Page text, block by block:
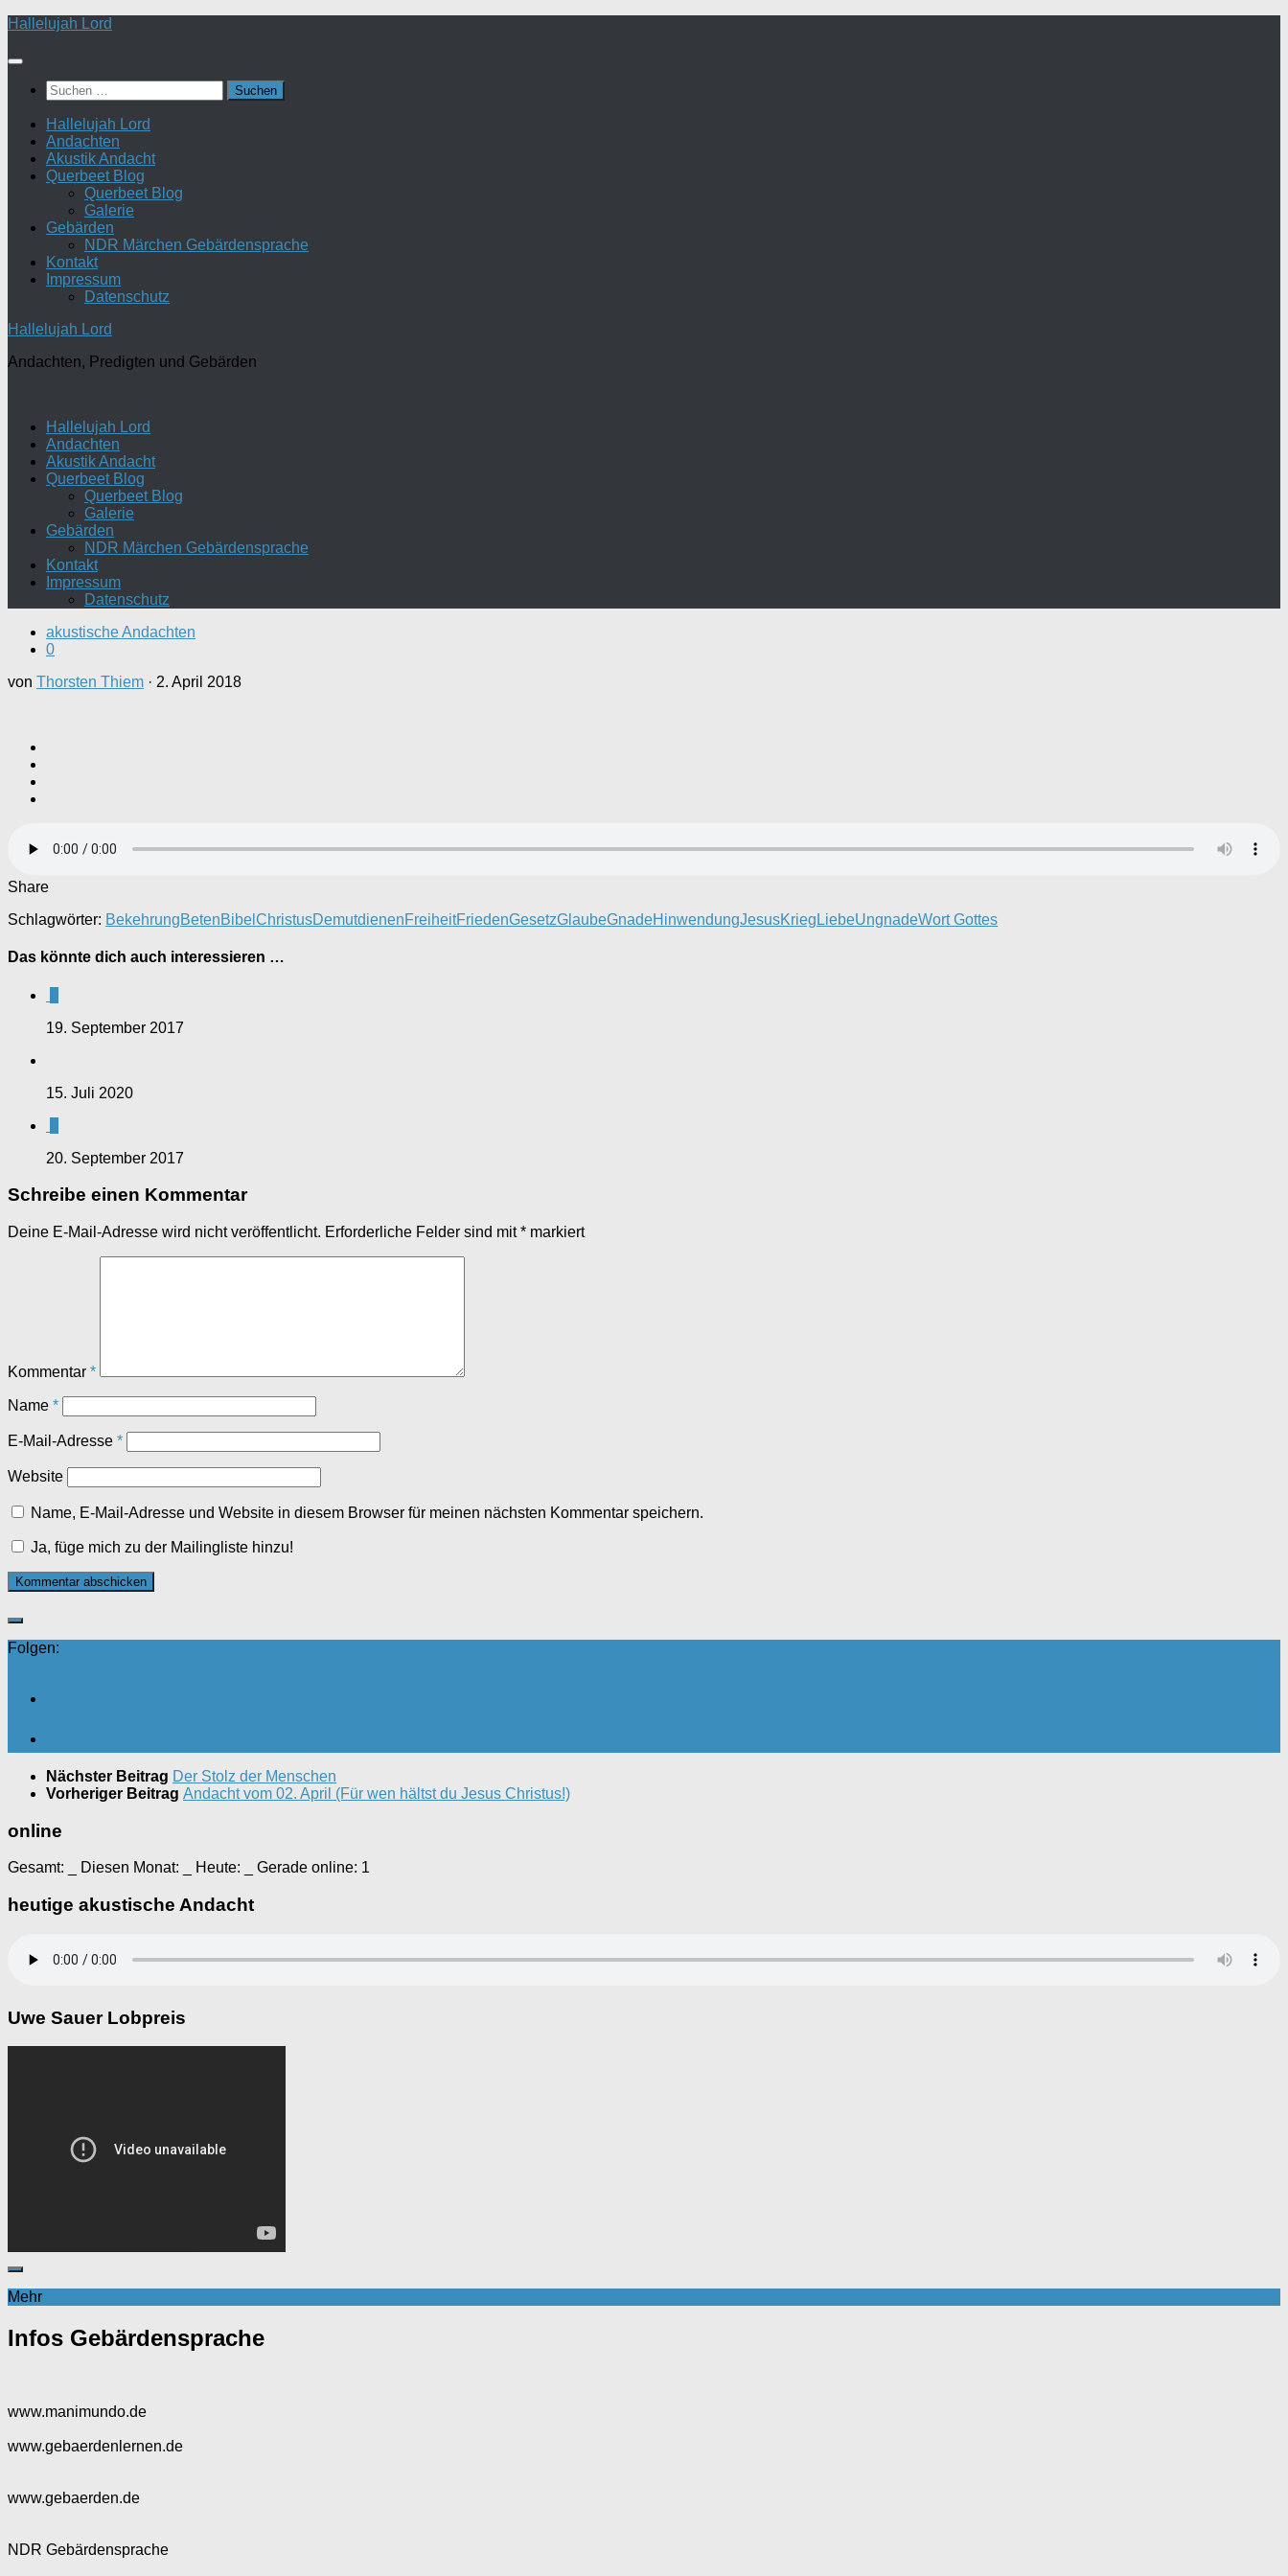
Zum
springen
Hallelujah Lord
Suchen
nach:
Hallelujah Lord
Andachten
Akustik Andacht
Querbeet Blog
Querbeet Blog
Galerie
Gebärden
NDR Märchen Gebärdensprache
Kontakt
Impressum
Datenschutz
Hallelujah Lord
Andachten, Predigten und Gebärden
Hallelujah Lord
Andachten
Akustik Andacht
Querbeet Blog
Querbeet Blog
Galerie
Gebärden
NDR Märchen Gebärdensprache
Kontakt
Impressum
Datenschutz
akustische Andachten
0
von Thorsten Thiem · 2. April 2018
Share
Schlagwörter: BekehrungBetenBibel ChristusDemutdienenFreiheitFriedenGesetzGlaubeGnadeHinwendungJesusKrieg LiebeUngnadeWort Gottes
Das könnte dich auch interessieren …
19. September 2017
15. Juli 2020
20. September 2017
Schreibe einen Kommentar
Deine E-Mail-Adresse wird nicht veröffentlicht. Erforderliche Felder sind mit* markiert
Kommentar *
Name *
E-Mail-Adresse *
Website
Name, E-Mail-Adresse und Website in diesem Browser für meinen nächsten Kommentar speichern.
Ja, füge mich zu der Mailingliste hinzu!
Folgen:
Nächster Beitrag Der Stolz der Menschen
Vorheriger Beitrag Andacht vom 02. April (Für wen hältst du Jesus Christus!)
online
Gesamt: Diesen Monat: Heute: Gerade online: 1
heutige akustische Andacht
Uwe Sauer Lobpreis
Mehr
Infos Gebärdensprache
www.manimundo.de
www.gebaerdenlernen.de
www.gebaerden.de
NDR Gebärdensprache